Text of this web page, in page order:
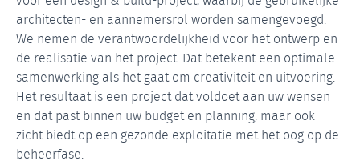
architecten- en aannemersrol worden samengevoegd.
We nemen de verantwoordelijkheid voor het ontwerp en
de realisatie van het project. Dat betekent een optimale
samenwerking als het gaat om creativiteit en uitvoering.
Het resultaat is een project dat voldoet aan uw wensen
en dat past binnen uw budget en planning, maar ook
zicht biedt op een gezonde exploitatie met het oog op de
beheerfase.